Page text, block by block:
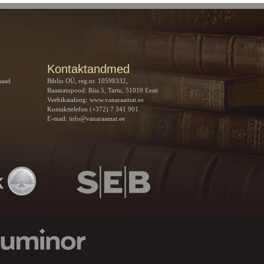
Kontaktandmed
Biblio OÜ, reg.nr. 10598332,
Raamatupood: Riia 5, Tartu, 51010 Eesti
Veebikataloog: www.vanaraamat.ee
Kontakttelefon (+372) 7 341 901
E-mail: info@vanaraamat.ee